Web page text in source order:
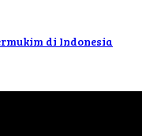
di Indonesia